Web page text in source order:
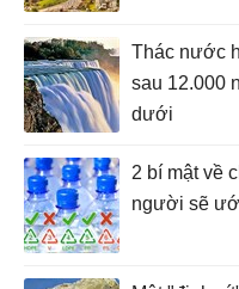
Thác nước
sau 12.000
dưới
2 bí mật về
người sẽ